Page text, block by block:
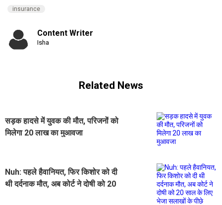
insurance
Content Writer
Isha
Related News
सड़क हादसे में युवक की मौत, परिजनों को
मिलेगा 20 लाख का मुआवजा
Nuh: पहले हैवानियत, फिर किशोर को दी
थी दर्दनाक मौत, अब कोर्ट ने दोषी को 20